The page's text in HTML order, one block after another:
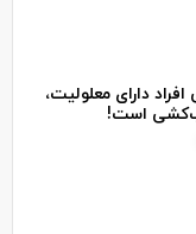
افراد دارای معلولیت،
است!